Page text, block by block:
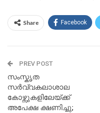
Share Facebook
PREV POST
സംസ്കൃത
സർവ്വകലാശാല
കോഴ്സുകളിലേയ്ക്ക്
അപേക്ഷ ക്ഷണിച്ചു;